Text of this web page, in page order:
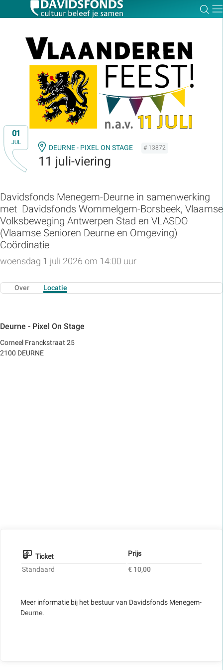
01
JUL
DEURNE - PIXEL ON STAGE # 13872
11 juli-viering
Davidsfonds Menegem-Deurne in samenwerking
met Davidsfonds Wommelgem-Borsbeek, Vlaamse
Volksbeweging Antwerpen Stad en VLASDO
(Vlaamse Senioren Deurne en Omgeving)
Coördinatie
woensdag 1 juli 2026 om 14:00 uur
Over Locatie
Deurne - Pixel On Stage
Corneel Franckstraat 25
2100 DEURNE
Ticket
Prijs
Standaard
€ 10,00
Meer informatie bij het bestuur van Davidsfonds Menegem-
Deurne.